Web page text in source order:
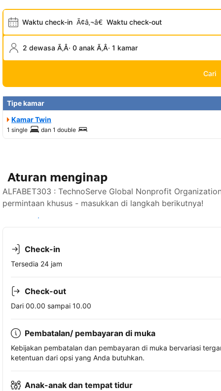
Waktu check-in Ã¢â‚¬â€ Waktu check-out
2 dewasa Ã‚Â· 0 anak Ã‚Â· 1 kamar
Cari
Tipe kamar
Kamar Twin
1 single dan 1 double
Aturan menginap
ALFABET303 : TechnoServe Global Nonprofit
permintaan khusus - masukkan di langkah berikutnya!
Lihat ketersediaan
Check-in
Tersedia 24 jam
Check-out
Dari 00.00 sampai 10.00
Pembatalan/ pembayaran di muka
Kebijakan pembatalan dan pembayaran di muka bervariasi
ketentuan dari opsi yang Anda butuhkan.
Anak-anak dan tempat tidur